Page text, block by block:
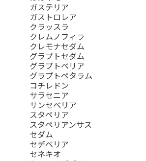
ガステリア
ガストロレア
クラッスラ
クレムノフィラ
クレモナセダム
グラプトセダム
グラプトベリア
グラプトペタラム
コチレドン
サラセニア
サンセベリア
スタペリア
スタペリアンサス
セダム
セデベリア
セネキオ